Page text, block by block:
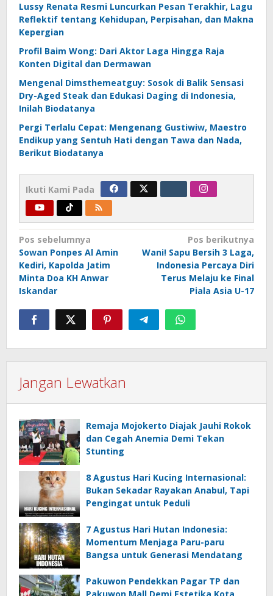
Lussy Renata Resmi Luncurkan Pesan Terakhir, Lagu
Reflektif tentang Kehidupan, Perpisahan, dan Makna
Kepergian
Profil Baim Wong: Dari Aktor Laga Hingga Raja
Konten Digital dan Dermawan
Mengenal Dimsthemeatguy: Sosok di Balik Sensasi
Dry-Aged Steak dan Edukasi Daging di Indonesia,
Inilah Biodatanya
Pergi Terlalu Cepat: Mengenang Gustiwiw, Maestro
Endikup yang Sentuh Hati dengan Tawa dan Nada,
Berikut Biodatanya
Ikuti Kami Pada
Navigasi
pos
Pos sebelumnya
Sowan Ponpes Al Amin
Kediri, Kapolda Jatim
Minta Doa KH Anwar
Iskandar
Pos berikutnya
Wani! Sapu Bersih 3 Laga,
Indonesia Percaya Diri
Terus Melaju ke Final
Piala Asia U-17
Jangan Lewatkan
Remaja Mojokerto Diajak Jauhi Rokok
dan Cegah Anemia Demi Tekan
Stunting
8 Agustus Hari Kucing Internasional:
Bukan Sekadar Rayakan Anabul, Tapi
Pengingat untuk Peduli
7 Agustus Hari Hutan Indonesia:
Momentum Menjaga Paru-paru
Bangsa untuk Generasi Mendatang
Pakuwon Pendekkan Pagar TP dan